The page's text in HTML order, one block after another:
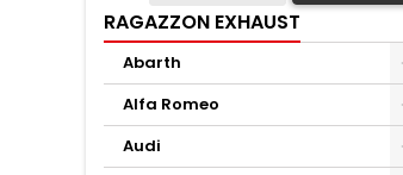
RAGAZZON EXHAUST
Abarth
Alfa Romeo
Audi